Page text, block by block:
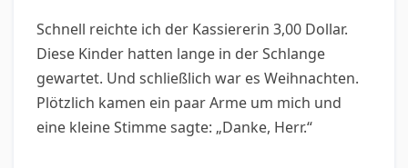
Schnell reichte ich der Kassiererin 3,00 Dollar.
Diese Kinder hatten lange in der Schlange
gewartet. Und schließlich war es Weihnachten.
Plötzlich kamen ein paar Arme um mich und
eine kleine Stimme sagte: „Danke, Herr.“